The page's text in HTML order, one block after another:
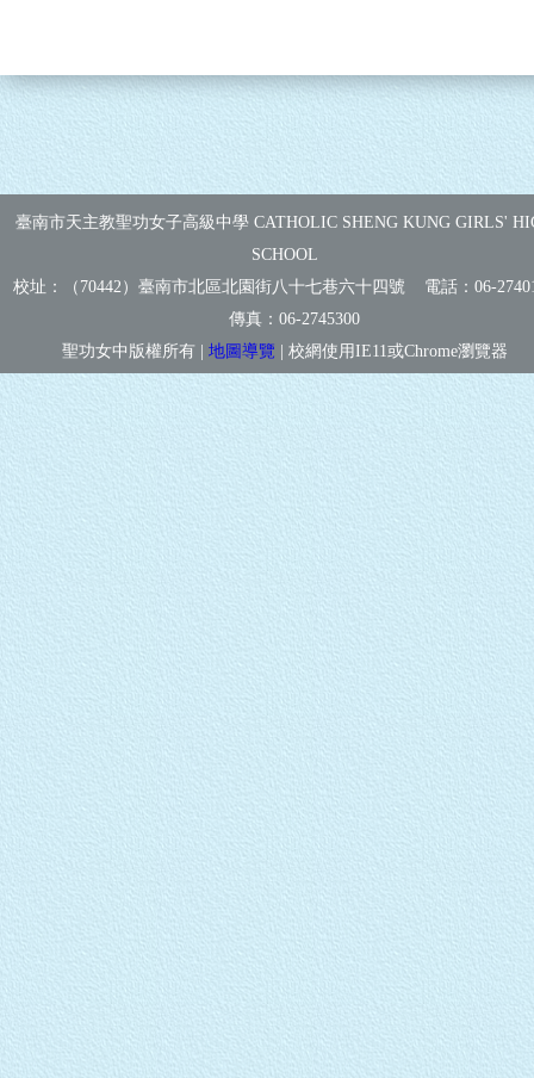
臺南市天主教聖功女子高級中學 CATHOLIC SHENG KUNG GIRLS'
SCHOOL
校址：（70442）臺南市北區北園街八十七巷六十四號 電話：06-
傳真： 06-2745300
聖功女中版權所有 | 地圖導覽 | 校網使用IE11或Chrome瀏覽器